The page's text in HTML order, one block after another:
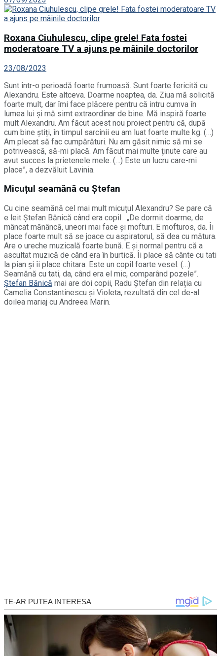
Roxana Ciuhulescu, clipe grele! Fata fostei
moderatoare TV a ajuns pe mâinile doctorilor
23/08/2023
Sunt într-o perioadă foarte frumoasă. Sunt foarte fericită cu
Alexandru. Este altceva. Doarme noaptea, da. Ziua mă solicită
foarte mult, dar îmi face plăcere pentru că intru cumva în
lumea lui și mă simt extraordinar de bine. Mă inspiră foarte
mult Alexandru. Am făcut acest nou proiect pentru că, după
cum bine știți, în timpul sarcinii eu am luat foarte multe kg. (…)
Am plecat să fac cumpărături. Nu am găsit nimic să mi se
potrivească, să-mi placă. Am făcut mai multe ținute care au
avut succes la prietenele mele. (…) Este un lucru care-mi
place”, a dezvăluit Lavinia.
Micuțul seamănă cu Ștefan
Cu cine seamănă cel mai mult micuțul Alexandru? Se pare că
e leit Ștefan Bănică când era copil. „De dormit doarme, de
mâncat mănâncă, uneori mai face și mofturi. E mofturos, da. Îi
place foarte mult să se joace cu aspiratorul, să dea cu mătura.
Are o ureche muzicală foarte bună. E și normal pentru că a
ascultat muzică de când era în burtică. Îi place să cânte cu tati
la pian și îi place chitara. Este un copil foarte vesel. (…)
Seamănă cu tati, da, când era el mic, comparând pozele”.
Ștefan Bănică mai are doi copii, Radu Ștefan din relația cu
Camelia Constantinescu și Violeta, rezultată din cel de-al
doilea mariaj cu Andreea Marin.